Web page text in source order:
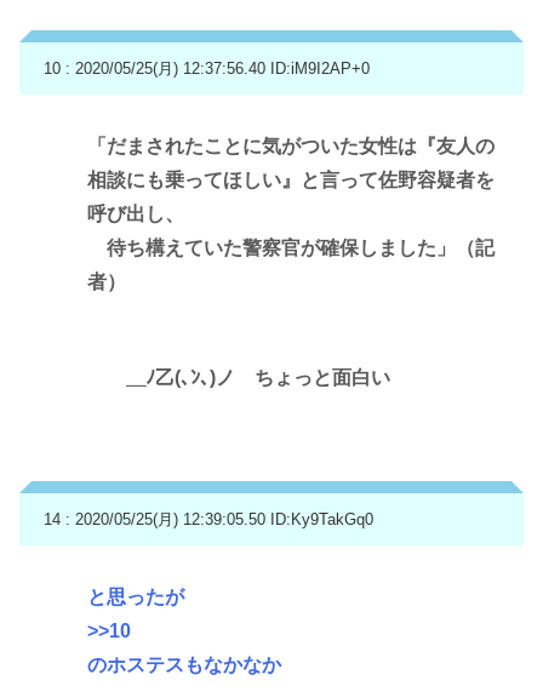
10 : 2020/05/25(月) 12:37:56.40 ID:iM9I2AP+0
「だまされたことに気がついた女性は『友人の
相談にも乗ってほしい』と言って佐野容疑者を
呼び出し、
待ち構えていた警察官が確保しました」（記
者）
＿ﾉ乙(､ﾝ､)ノ ちょっと面白い
14 : 2020/05/25(月) 12:39:05.50 ID:Ky9TakGq0
と思ったが
>>10
のホステスもなかなか